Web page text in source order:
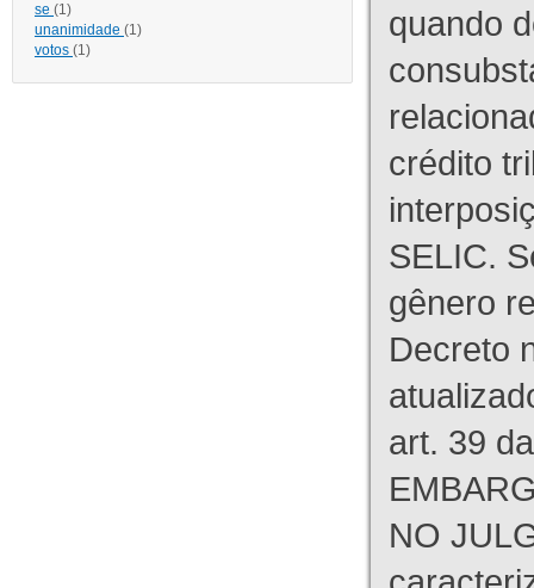
se (1)
unanimidade (1)
votos (1)
quando
crédito
SELIC.
gênero
Decreto
art. 39
NO